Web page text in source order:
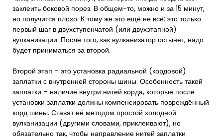
заклеить боковой порез. В общем-то, можно и за 15 минут,
но получится плохо. К тому же это ещё не всё: это только
первый шаг в двухступенчатой (или двухэтапной)
вулканизации. После того, как вулканизатор остынет, надо
будет приниматься за второй.
Второй этап – это установка радиальной (кордовой)
заплатки с внутренней стороны шины. Особенность такой
заплатки – наличие внутри нитей корда, которые после
установки заплатки должны компенсировать повреждённый
корд шины. Ставят её методом простой холодной
вулканизации (другими словами, приклеивают), но
обязательно так, чтобы направление нитей заплатки